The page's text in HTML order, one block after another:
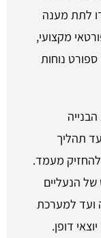
לתת מענה
מקצועי,
נוחות
תהליך
להחזיק מעמד.
הנעליים
ועד למערכת
דופן.